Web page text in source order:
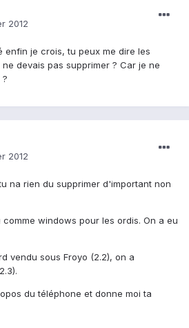
2012
enfin je crois, tu peux me dire les
devais pas supprimer ? Car je ne
2012
na rien du supprimer d'important non
windows pour les ordis. On a eu
vendu sous Froyo (2.2), on a
du téléphone et donne moi ta